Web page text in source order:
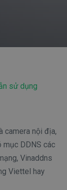
sử dụng
camera nội địa,
mục DDNS các
Vinaddns
Viettel hay